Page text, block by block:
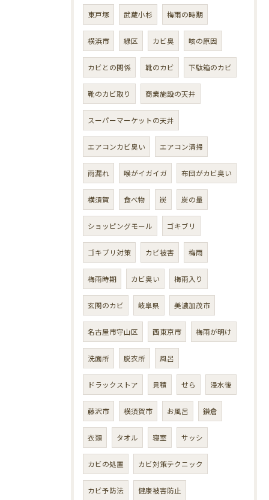
東戸塚 武蔵小杉 梅雨の時期
横浜市 緑区 カビ臭 咳の原因
カビとの関係 靴のカビ 下駄箱のカビ
靴のカビ取り 商業施設の天井
スーパーマーケットの天井
エアコンカビ臭い エアコン清掃
雨漏れ 喉がイガイガ 布団がカビ臭い
横須賀 食べ物 炭 炭の量
ショッピングモール ゴキブリ
ゴキブリ対策 カビ被害 梅雨
梅雨時期 カビ臭い 梅雨入り
玄関のカビ 岐阜県 美濃加茂市
名古屋市守山区 西東京市 梅雨が明け
洗面所 脱衣所 風呂
ドラックストア 見積 せら 浸水後
藤沢市 横須賀市 お風呂 鎌倉
衣類 タオル 寝室 サッシ
カビの処置 カビ対策テクニック
カビ予防法 健康被害防止